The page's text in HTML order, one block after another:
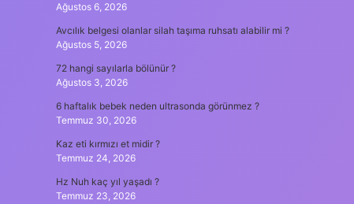
Ağustos 6, 2026
Avcılık belgesi olanlar silah taşıma ruhsatı alabilir mi ?
Ağustos 5, 2026
72 hangi sayılarla bölünür ?
Ağustos 3, 2026
6 haftalık bebek neden ultrasonda görünmez ?
Temmuz 30, 2026
Kaz eti kırmızı et midir ?
Temmuz 24, 2026
Hz Nuh kaç yıl yaşadı ?
Temmuz 23, 2026